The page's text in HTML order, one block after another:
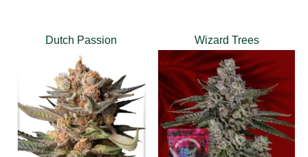
Dutch Passion Wizard Trees